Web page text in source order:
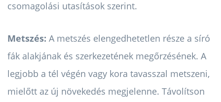
csomagolási utasítások szerint.
Metszés: A metszés elengedhetetlen része a síró
fák alakjának és szerkezetének megőrzésének. A
legjobb a tél végén vagy kora tavasszal metszeni,
mielőtt az új növekedés megjelenne. Távolítson